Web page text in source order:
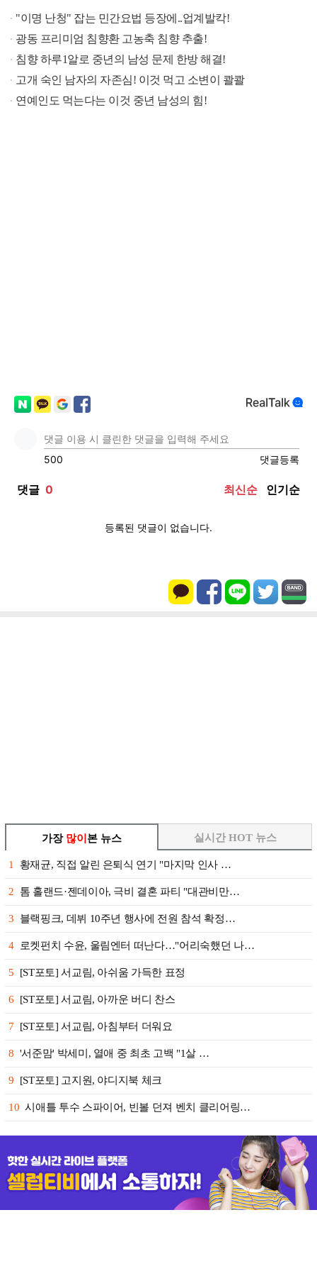
가장 많이본 뉴스
1 황재균, 직접 알린 은퇴식 연기 "마지막 인사 …
2 톰 홀랜드·젠데이아, 극비 결혼 파티 "대관비만…
3 블랙핑크, 데뷔 10주년 행사에 전원 참석 확정…
4 로켓펀치 수윤, 울림엔터 떠난다…"어리숙했던 나…
5 [ST포토] 서교림, 아쉬움 가득한 표정
6 [ST포토] 서교림, 아까운 버디 찬스
7 [ST포토] 서교림, 아침부터 더워요
8 '서준맘' 박세미, 열애 중 최초 고백 "1살 …
9 [ST포토] 고지원, 야디지북 체크
10 시애틀 투수 스파이어, 빈볼 던져 벤치 클리어링…
실시간 HOT 뉴스